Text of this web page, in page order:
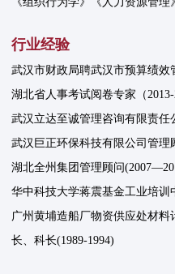
行业经验
武汉市财政局聘武汉市预算绩效
湖北省人事考试阅卷专家（2013-
武汉立达至诚管理咨询有限责任
武汉巨正环保科技有限公司管理
湖北全州集团管理顾问
华中科技大学蒋震基金工业培训
广州黄埔造船厂物资供应处材
长、科长(1989-1994)